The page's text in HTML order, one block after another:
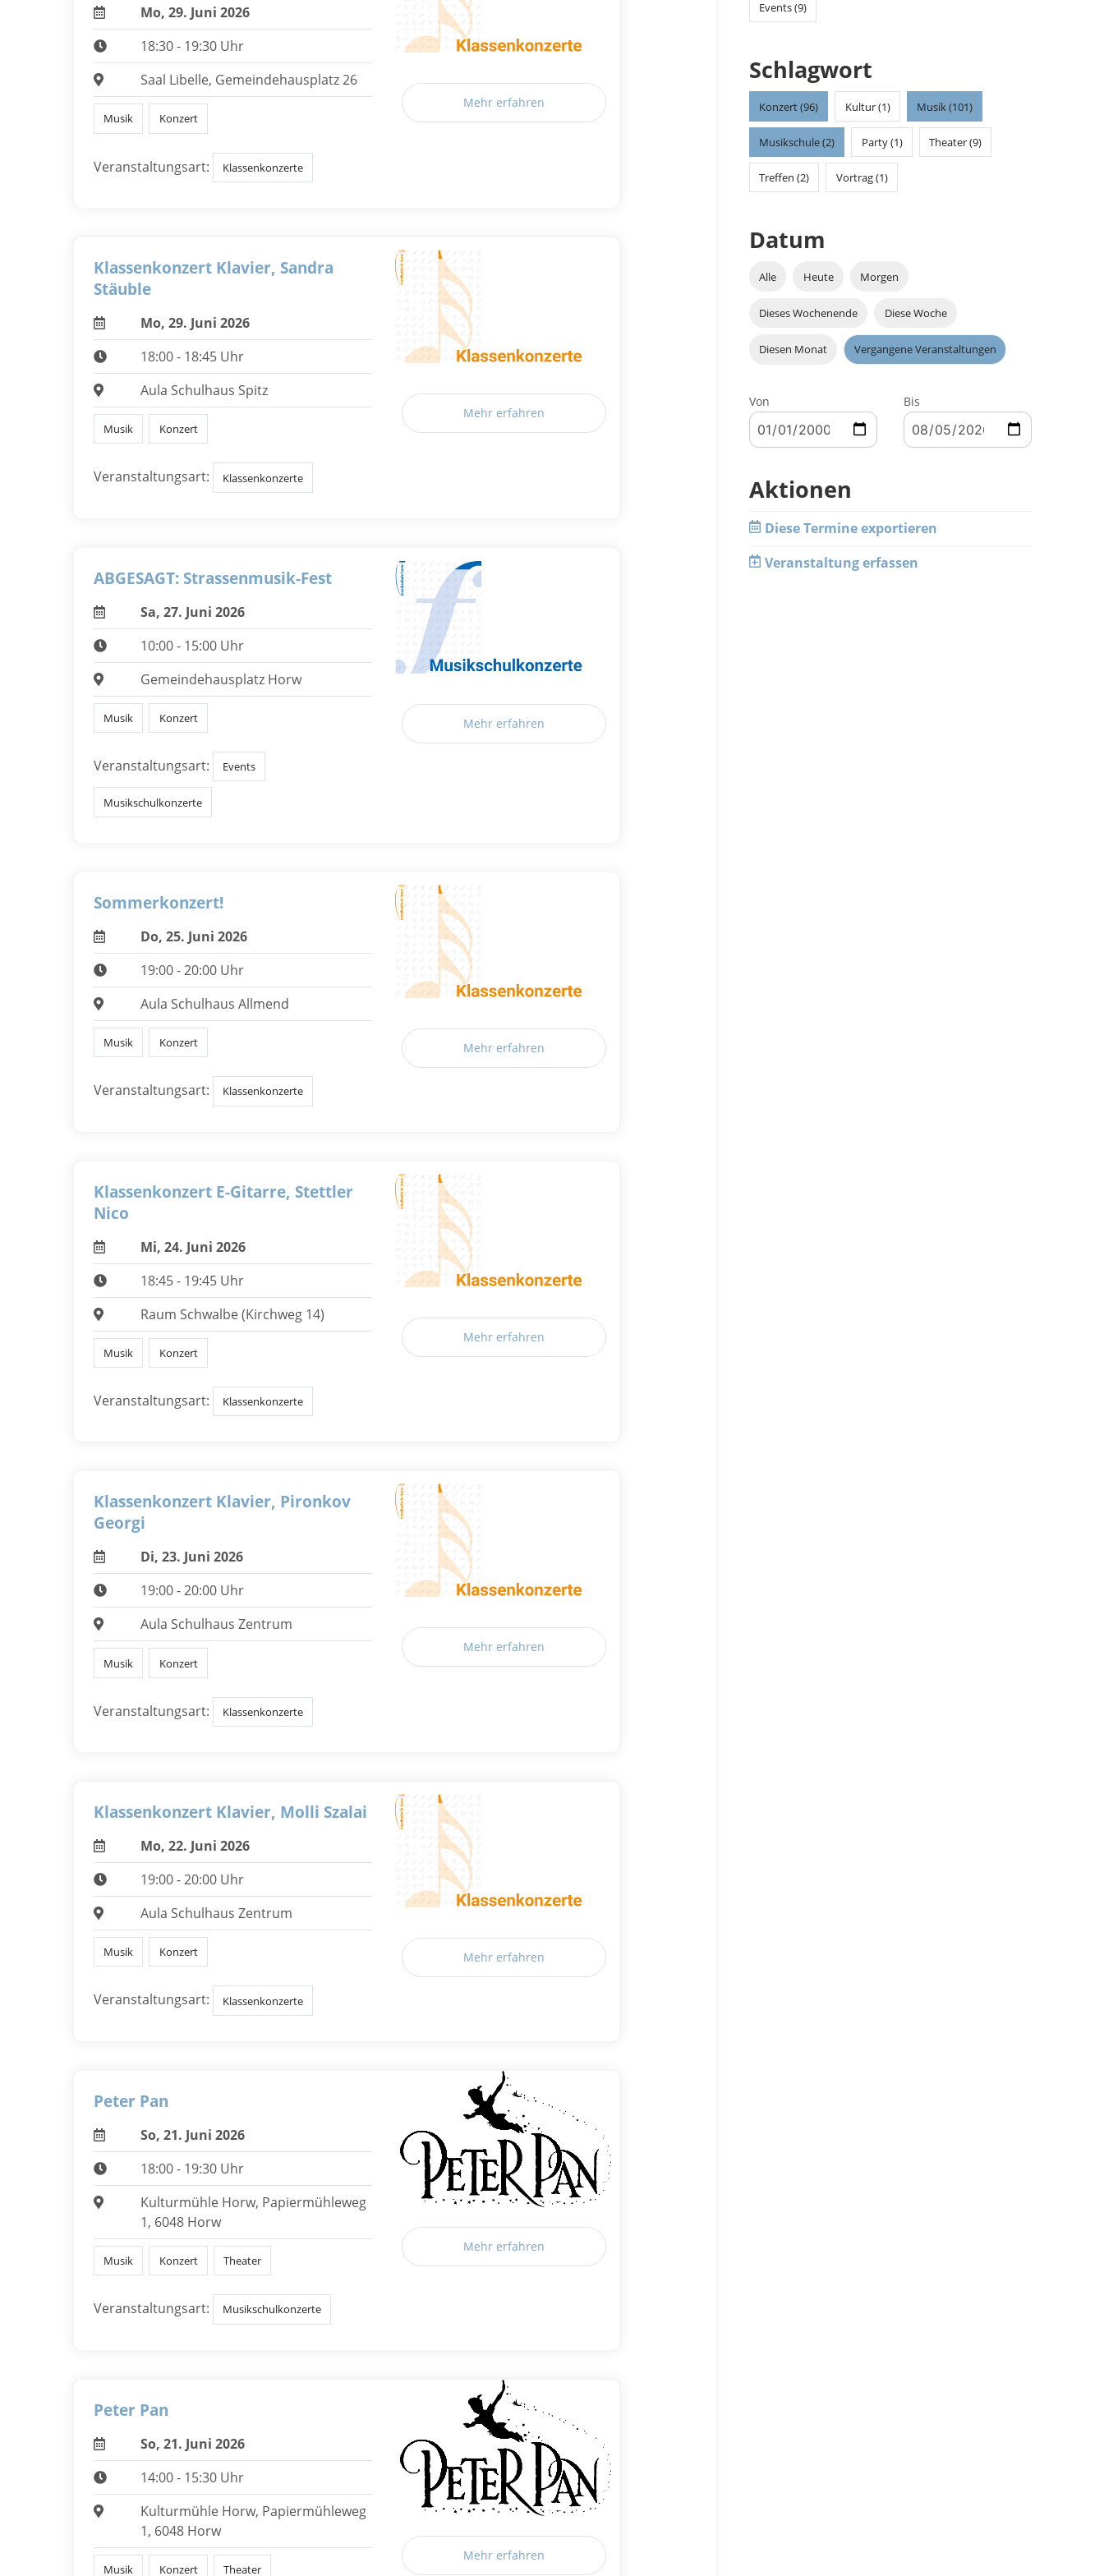
Mo, 29. Juni 2026
18:30 - 19:30 Uhr
Saal Libelle, Gemeindehausplatz 26
Musik Konzert
Veranstaltungsart: Klassenkonzerte
Mehr erfahren
Klassenkonzert Klavier, Sandra
Stäuble
Mo, 29. Juni 2026
18:00 - 18:45 Uhr
Aula Schulhaus Spitz
Musik Konzert
Veranstaltungsart: Klassenkonzerte
Mehr erfahren
ABGESAGT: Strassenmusik-Fest
Sa, 27. Juni 2026
10:00 - 15:00 Uhr
Gemeindehausplatz Horw
Musik Konzert
Veranstaltungsart: Events
Musikschulkonzerte
Mehr erfahren
Sommerkonzert!
Do, 25. Juni 2026
19:00 - 20:00 Uhr
Aula Schulhaus Allmend
Musik Konzert
Veranstaltungsart: Klassenkonzerte
Mehr erfahren
Klassenkonzert E-Gitarre, Stettler
Nico
Mi, 24. Juni 2026
18:45 - 19:45 Uhr
Raum Schwalbe (Kirchweg 14)
Musik Konzert
Veranstaltungsart: Klassenkonzerte
Mehr erfahren
Klassenkonzert Klavier, Pironkov
Georgi
Di, 23. Juni 2026
19:00 - 20:00 Uhr
Aula Schulhaus Zentrum
Musik Konzert
Veranstaltungsart: Klassenkonzerte
Mehr erfahren
Klassenkonzert Klavier, Molli Szalai
Mo, 22. Juni 2026
19:00 - 20:00 Uhr
Aula Schulhaus Zentrum
Musik Konzert
Veranstaltungsart: Klassenkonzerte
Mehr erfahren
Peter Pan
So, 21. Juni 2026
18:00 - 19:30 Uhr
Kulturmühle Horw, Papiermühleweg
1, 6048 Horw
Musik Konzert Theater
Veranstaltungsart: Musikschulkonzerte
Mehr erfahren
Peter Pan
So, 21. Juni 2026
14:00 - 15:30 Uhr
Kulturmühle Horw, Papiermühleweg
1, 6048 Horw
Musik Konzert Theater
Mehr erfahren
Events (9)
Schlagwort
Konzert (96) Kultur (1) Musik (101)
Musikschule (2) Party (1) Theater (9)
Treffen (2) Vortrag (1)
Datum
Alle Heute Morgen
Dieses Wochenende Diese Woche
Diesen Monat Vergangene Veranstaltungen
Von Bis
Aktionen
Diese Termine exportieren
Veranstaltung erfassen